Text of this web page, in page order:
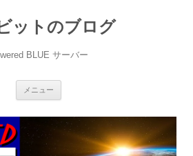
ットのブログ
BLUE サーバー
メニュー
ツ